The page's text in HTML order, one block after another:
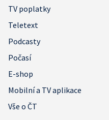
TV poplatky
Teletext
Podcasty
Počasí
E-shop
Mobilní a TV aplikace
Vše o ČT